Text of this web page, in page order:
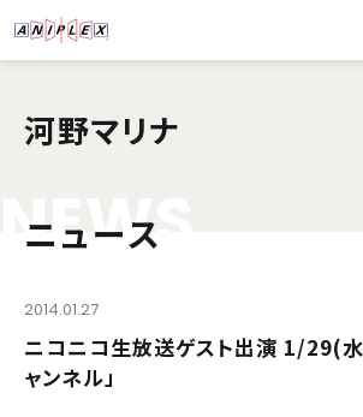
河野マリナ
NEWS
ニュース
2014.01.27
ニコニコ生放送ゲスト出演 1/29(水
ャンネル」